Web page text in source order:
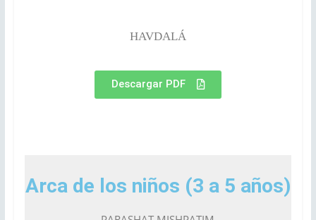
HAVDALÁ
Descargar PDF
Arca de los niños (3 a 5 años)